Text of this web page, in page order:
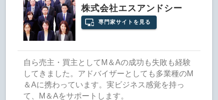
株式会社エスアンドシー
専門家サイトを見る
自ら売主・買主としてM＆Aの成功も失敗も経験
してきました。アドバイザーとしても多業種のM
＆Aに携わっています。実ビジネス感覚を持っ
て、M＆Aをサポートします。